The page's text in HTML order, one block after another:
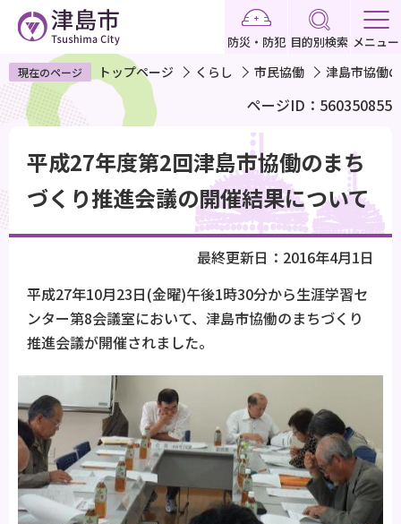
ペ
ー
ジ
で
す
防災・防犯 目的別検索 メニュー
現在のページ トップページ くらし 市民協働 津島市協働
ページID：560350855
か
平成27年度第2回津島市協働のまち
づくり推進会議の開催結果について
最終更新日：2016年4月1日
平成27年10月23日(金曜)午後1時30分から生涯学習セ
ンター第8会議室において、津島市協働のまちづくり
推進会議が開催されました。